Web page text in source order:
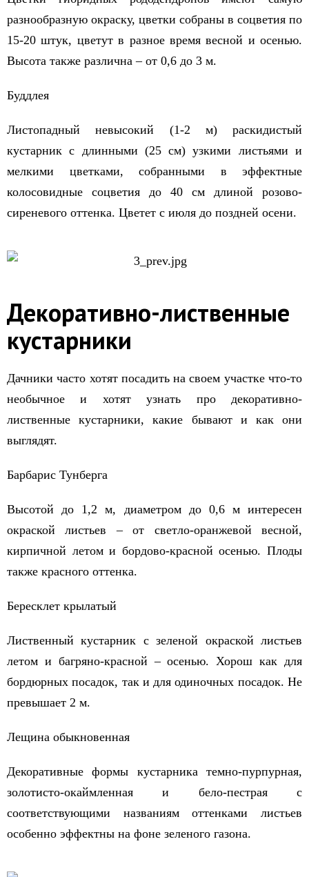
разнообразную окраску, цветки собраны в соцветия по
15-20 штук, цветут в разное время весной и осенью.
Высота также различна – от 0,6 до 3 м.
Буддлея
Листопадный невысокий (1-2 м) раскидистый
кустарник с длинными (25 см) узкими листьями и
мелкими цветками, собранными в эффектные
колосовидные соцветия до 40 см длиной розово-
сиреневого оттенка. Цветет с июля до поздней осени.
Декоративно-лиственные
кустарники
Дачники часто хотят посадить на своем участке что-то
необычное и хотят узнать про декоративно-
лиственные кустарники, какие бывают и как они
выглядят.
Барбарис Тунберга
Высотой до 1,2 м, диаметром до 0,6 м интересен
окраской листьев – от светло-оранжевой весной,
кирпичной летом и бордово-красной осенью. Плоды
также красного оттенка.
Бересклет крылатый
Лиственный кустарник с зеленой окраской листьев
летом и багряно-красной – осенью. Хорош как для
бордюрных посадок, так и для одиночных посадок. Не
превышает 2 м.
Лещина обыкновенная
Декоративные формы кустарника темно-пурпурная,
золотисто-окаймленная и бело-пестрая с
соответствующими названиям оттенками листьев
особенно эффектны на фоне зеленого газона.